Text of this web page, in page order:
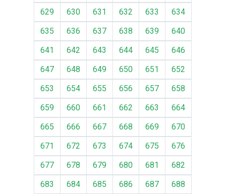
629
630 631 632 633
634
635
636 637 638 639
640
641
642 643 644 645
646
647
648 649 650 651
652
653
654 655 656 657
658
659
660 661 662 663
664
665
666 667 668 669
670
671
672 673 674 675
676
677
678 679 680 681
682
683
684 685 686 687
688